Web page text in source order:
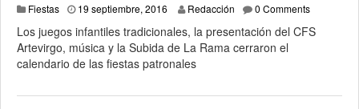
Fiestas 19 septiembre, 2016 19 septiembre, 2016
Redacción 0 Comments
Los juegos infantiles tradicionales, la presentación del CFS
Artevirgo, música y la Subida de La Rama cerraron el
calendario de las fiestas patronales